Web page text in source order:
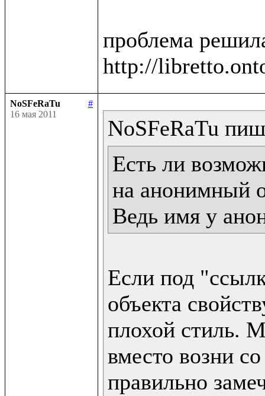
проблема
NoSFeRaTu
#
16 мая 2011
Есть ли
на анонимный
Ведь имя у
Если под
объекта
плохой стиль.
вместо возни
правильно